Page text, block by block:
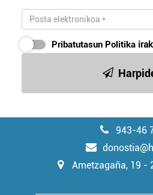
Pribatutasun Politika
943-46
Ametzagaña, 19 -